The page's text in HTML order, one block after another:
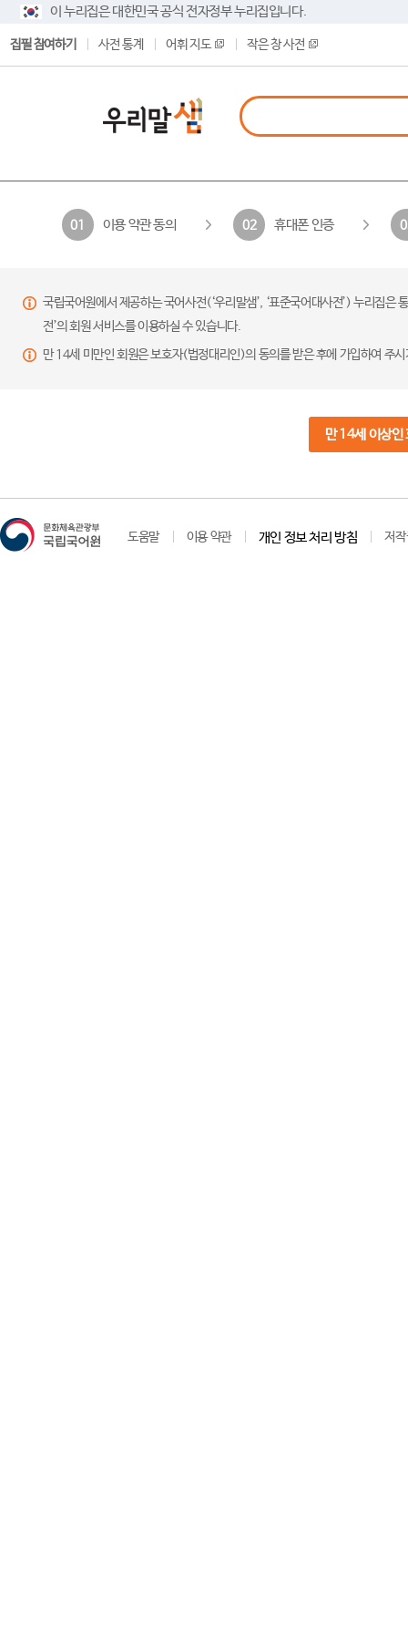
이 누리집은 대한민국 공식 전자정부 누리집입니다.
집필 참여하기 사전 통계 어휘 지도 작은 창 사전
01 이용 약관 동의 02 휴대폰 인증
국립국어원에서 제공하는 국어사전(‘우리말샘’, ‘표준국어대사전’) 누리집
전’의 회원 서비스를 이용하실 수 있습니다.
만 14세 미만인 회원은 보호자(법정대리인)의 동의를 받은 후에 가입하여 주
만 14세 이상인
도움말 이용 약관 개인 정보 처리 방침 저